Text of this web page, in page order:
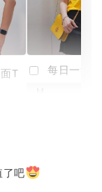
T 每日一笑
吧